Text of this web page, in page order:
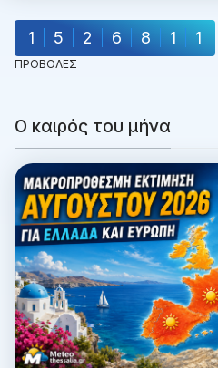
1 5 2 6 8 1 1
ΠΡΟΒΟΛΕΣ
Ο καιρός του μήνα